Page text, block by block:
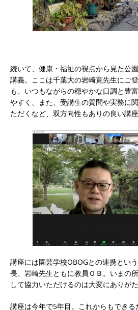
続いて、健康・福祉の視点から見た公
講義。ここは千葉大の岩崎寛先生にご
も、いつもながらの穏やかな口調と豊
やすく、また、受講生の質問や実務に
ただくなど、双方向性もありの良い講座
講座には園芸学校OBOGとの連携とい
長、岩崎先生ともに教員ＯＢ。いまの
して協力いただけるのは大変にありがた
講座は今年で5年目。これからもでき